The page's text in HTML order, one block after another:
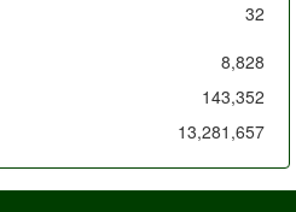
32
8,828
143,352
13,281,657